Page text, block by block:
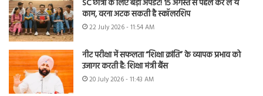
SC छात्रों के लिए बड़ा अपडेट! 15 अगस्त से पहले कर लें ये
काम, वरना अटक सकती है स्कॉलरशिप
22 July 2026 - 11:54 AM
नीट परीक्षा में सफलता “शिक्षा क्रांति” के व्यापक प्रभाव को
उजागर करती है: शिक्षा मंत्री बैंस
20 July 2026 - 11:43 AM